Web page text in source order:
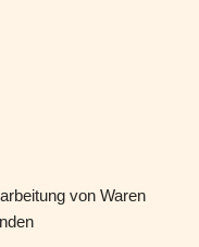
von Waren